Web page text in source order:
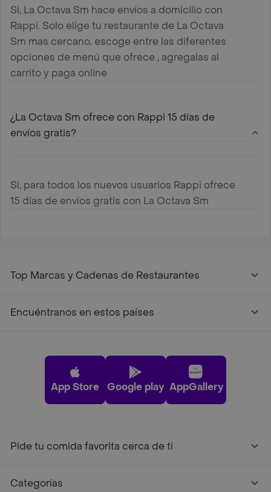
Si, La Octava Sm hace envíos a domicilio con
Rappi. Solo elige tu restaurante de La Octava
Sm mas cercano, escoge entre las diferentes
opciones de menú que ofrece , agregalas al
carrito y paga online
¿La Octava Sm ofrece con Rappi 15 días de
envíos gratis?
Sí, para todos los nuevos usuarios Rappi ofrece
15 días de envíos gratis con La Octava Sm
Top Marcas y Cadenas de Restaurantes
Encuéntranos en estos países
App Store Google play AppGallery
Pide tu comida favorita cerca de ti
Categorías